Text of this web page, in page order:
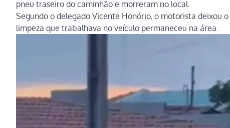
pneu traseiro do caminhão e morreram no local.
Segundo o delegado Vicente Honório, o motorista deixou
limpeza que trabalhava no veículo permaneceu na área.